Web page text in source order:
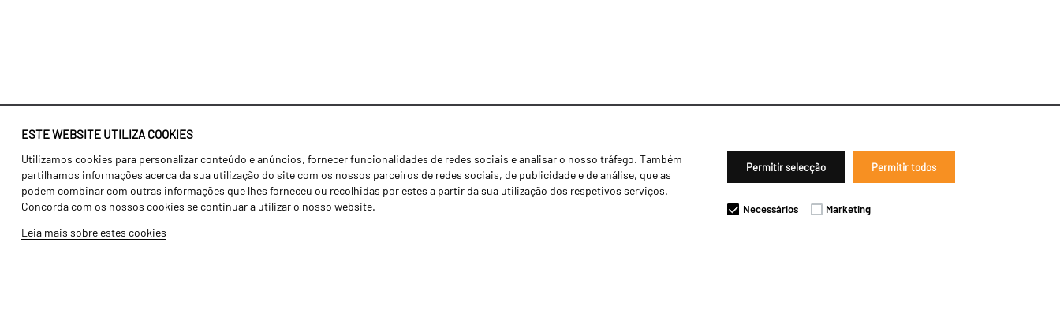
ESTE WEBSITE UTILIZA COOKIES
Utilizamos cookies para personalizar conteúdo e anúncios, fornecer funcionalidades de redes sociais e analisar o nosso tráfego. Também
partilhamos informações acerca da sua utilização do site com os nossos parceiros de redes sociais, de publicidade e de análise, que as
podem combinar com outras informações que lhes forneceu ou recolhidas por estes a partir da sua utilização dos respetivos serviços.
Concorda com os nossos cookies se continuar a utilizar o nosso website.
Leia mais sobre estes cookies
Permitir selecção Permitir todos
Necessários Marketing
Identidade
História
Fábrica / Produção
Recursos Humanos
Agricultura
Transportes
Gama Floresta
Notícias
Concessionários